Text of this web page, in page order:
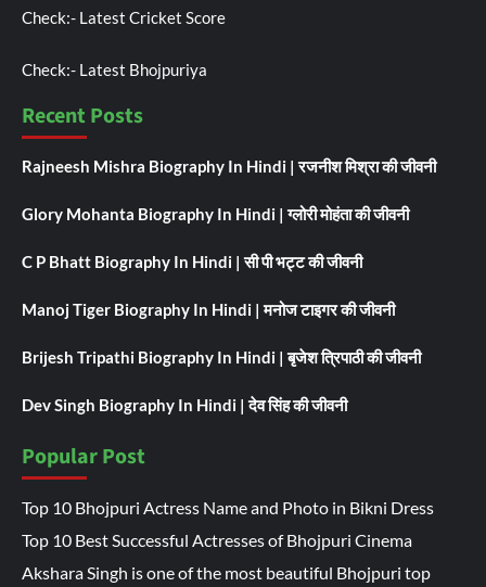
Check:- Latest Cricket Score
Check:- Latest Bhojpuriya
Recent Posts
Rajneesh Mishra Biography In Hindi | रजनीश मिश्रा की जीवनी
Glory Mohanta Biography In Hindi | ग्लोरी मोहंता की जीवनी
C P Bhatt Biography In Hindi | सी पी भट्ट की जीवनी
Manoj Tiger Biography In Hindi | मनोज टाइगर की जीवनी
Brijesh Tripathi Biography In Hindi | बृजेश त्रिपाठी की जीवनी
Dev Singh Biography In Hindi | देव सिंह की जीवनी
Popular Post
Top 10 Bhojpuri Actress Name and Photo in Bikni Dress
Top 10 Best Successful Actresses of Bhojpuri Cinema
Akshara Singh is one of the most beautiful Bhojpuri top